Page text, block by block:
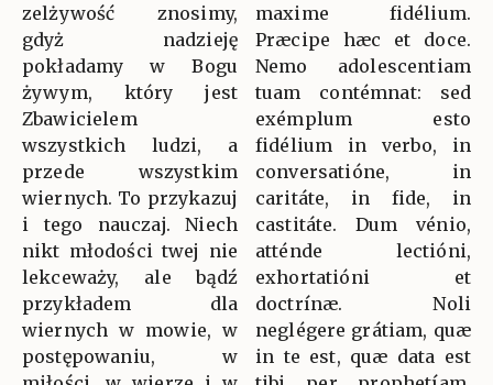
zelżywość znosimy,
gdyż nadzieję
pokładamy w Bogu
żywym, który jest
Zbawicielem
wszystkich ludzi, a
przede wszystkim
wiernych. To przykazuj
i tego nauczaj. Niech
nikt młodości twej nie
lekceważy, ale bądź
przykładem dla
wiernych w mowie, w
postępowaniu, w
maxime fidélium.
Præcipe hæc et doce.
Nemo adolescentiam
tuam contémnat: sed
exémplum esto
fidélium in verbo, in
conversatióne, in
caritáte, in fide, in
castitáte. Dum vénio,
atténde lectióni,
exhortatióni et
doctrínæ. Noli
neglégere grátiam, quæ
in te est, quæ data est